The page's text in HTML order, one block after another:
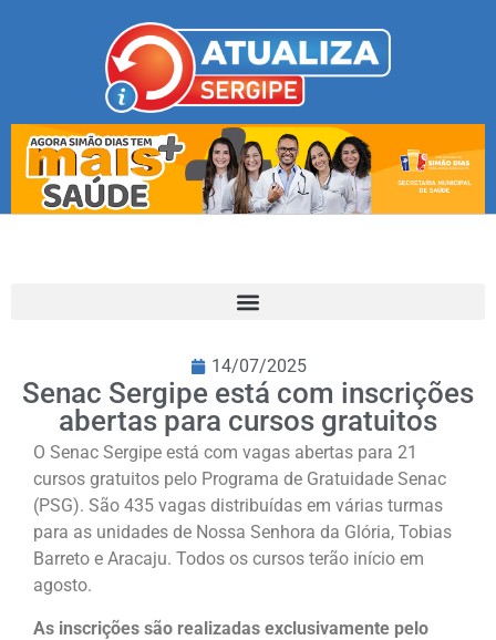
14/07/2025
Senac Sergipe está com inscrições
abertas para cursos gratuitos
O Senac Sergipe está com vagas abertas para 21
cursos gratuitos pelo Programa de Gratuidade Senac
(PSG). São 435 vagas distribuídas em várias turmas
para as unidades de Nossa Senhora da Glória, Tobias
Barreto e Aracaju. Todos os cursos terão início em
agosto.
As inscrições são realizadas exclusivamente pelo